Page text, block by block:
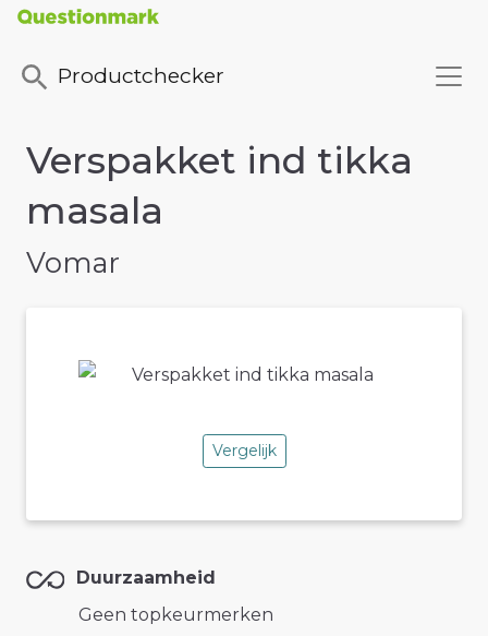
Productchecker
Verspakket ind tikka
masala
Vomar
Vergelijk
Duurzaamheid
Geen topkeurmerken